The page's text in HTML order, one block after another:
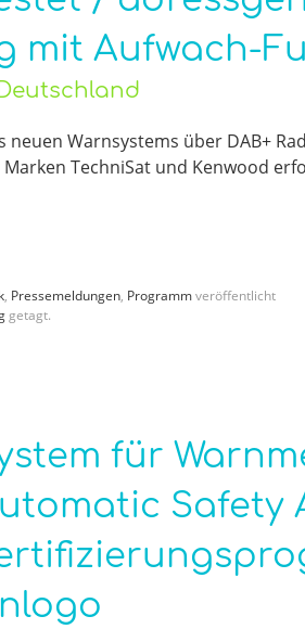
mit Aufwach-
Warnsystems über DAB+
TechniSat und Kenwood
, Pressemeldungen, Programmveröffentlicht
getagt.
für
Safety